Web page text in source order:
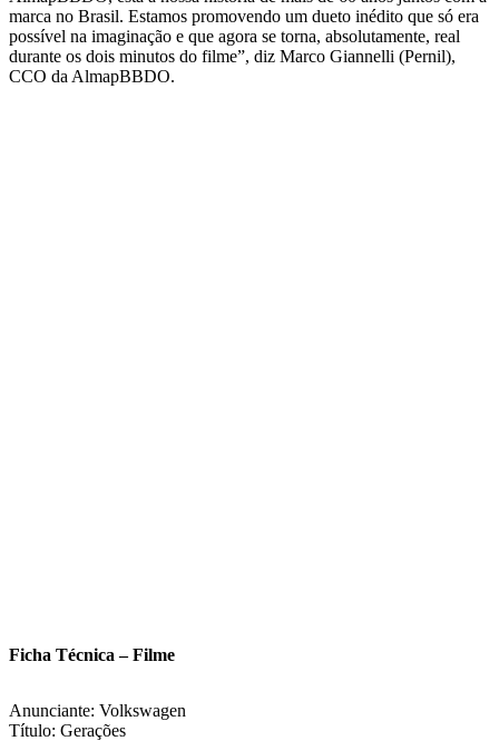
marca no Brasil. Estamos promovendo um dueto inédito que só era
possível na imaginação e que agora se torna, absolutamente, real
durante os dois minutos do filme”, diz Marco Giannelli (Pernil),
CCO da AlmapBBDO.
Ficha Técnica – Filme
Anunciante: Volkswagen
Título: Gerações